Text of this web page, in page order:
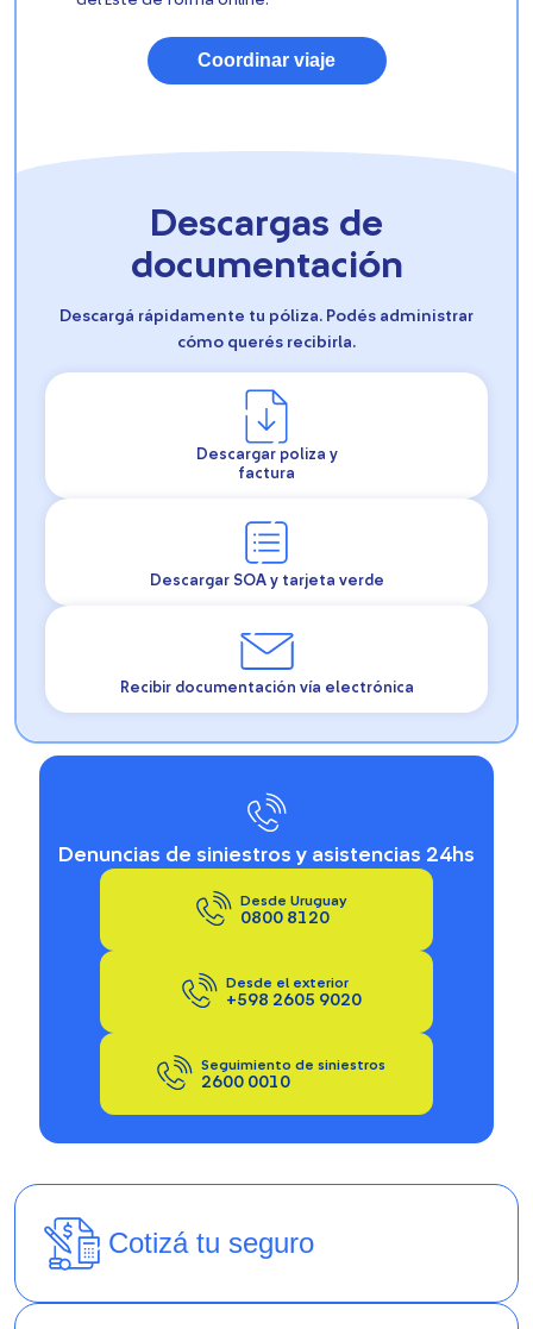
Coordinar viaje
Descargas de
documentación
Descargá rápidamente tu póliza. Podés administrar
cómo querés recibirla.
Descargar poliza y
factura
Descargar SOA y tarjeta verde
Recibir documentación vía electrónica
Denuncias de siniestros y asistencias 24hs
Desde Uruguay
0800 8120
Desde el exterior
+598 2605 9020
Seguimiento de siniestros
2600 0010
Cotizá tu seguro